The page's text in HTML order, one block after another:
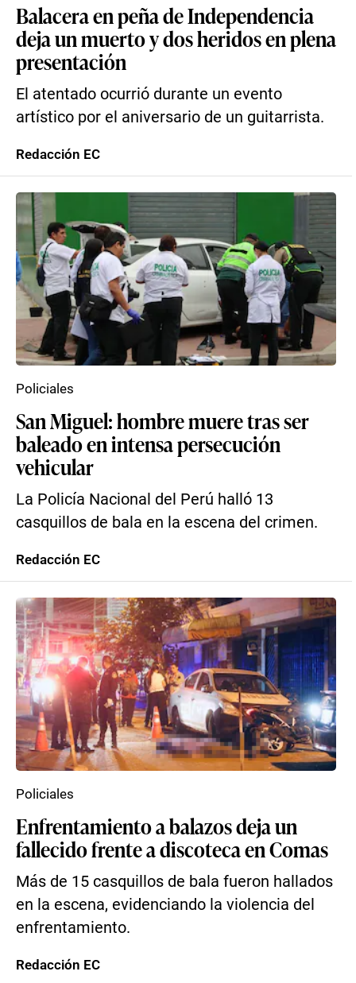
Balacera en peña de Independencia
deja un muerto y dos heridos en plena
presentación
El atentado ocurrió durante un evento
artístico por el aniversario de un guitarrista.
Redacción EC
San Miguel: hombre muere tras ser
baleado en intensa persecución
vehicular
La Policía Nacional del Perú halló 13
casquillos de bala en la escena del crimen.
Policiales
Redacción EC
Enfrentamiento a balazos deja un
fallecido frente a discoteca en Comas
Más de 15 casquillos de bala fueron hallados
en la escena, evidenciando la violencia del
enfrentamiento.
Policiales
Redacción EC